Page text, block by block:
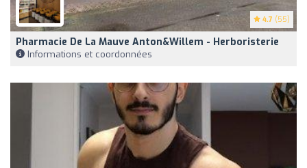
4.7 (55)
Pharmacie De La Mauve Anton&Willem - Herboristerie
Informations et coordonnées